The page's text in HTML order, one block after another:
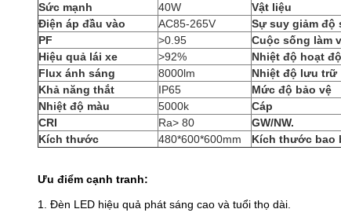
Sức mạnh
40W Vật liệu
Điện áp đầu vào
AC85-265V Sự suy giảm độ
PF
>0.95 Cuộc sống làm
Hiệu quả lái xe
>92% Nhiệt độ hoạt
Flux ánh sáng
8000lm Nhiệt độ lưu trữ
Khả năng thắt
IP65 Mức độ bảo vệ
Nhiệt độ màu
5000k Cáp
CRI
Ra> 80 GW/NW.
Kích thước
480*600*600mm Kích thước bao
Ưu điểm cạnh tranh:
1. Đèn LED hiệu quả phát sáng cao và tuổi thọ dài.